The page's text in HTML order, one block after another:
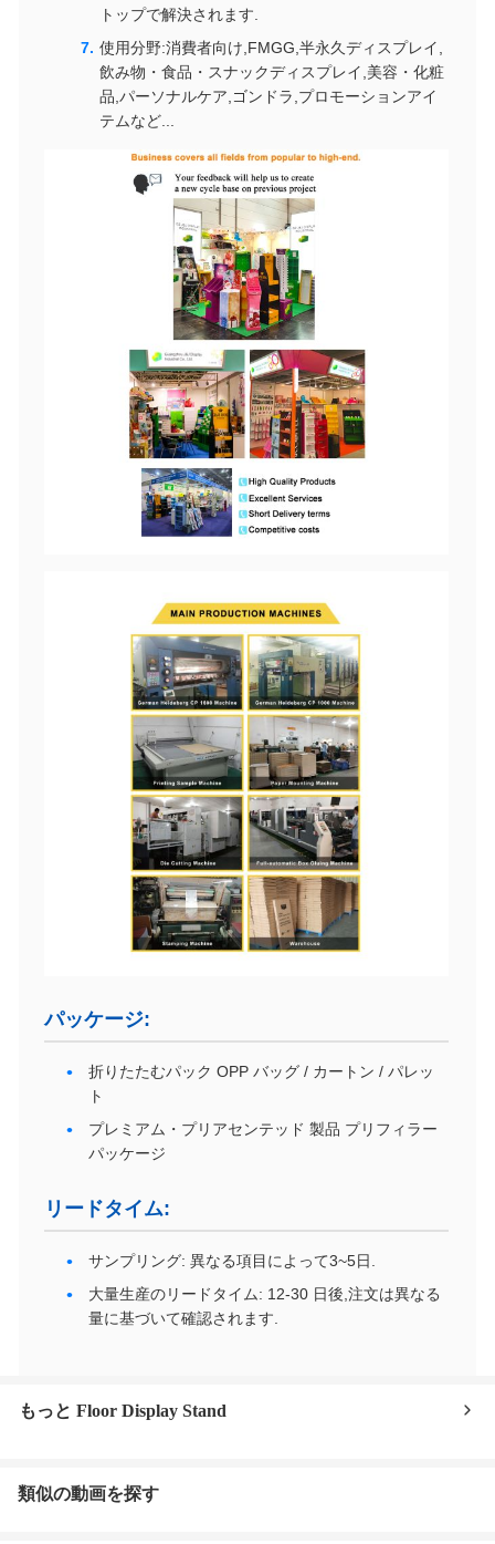
トップで解決されます.
使用分野:消費者向け,FMGG,半永久ディスプレイ,
飲み物・食品・スナックディスプレイ,美容・化粧
品,パーソナルケア,ゴンドラ,プロモーションアイ
テムなど...
パッケージ:
折りたたむパック OPP バッグ / カートン / パレッ
ト
プレミアム・プリアセンテッド 製品 プリフィラー
パッケージ
リードタイム:
サンプリング: 異なる項目によって3~5日.
大量生産のリードタイム: 12-30 日後,注文は異なる
量に基づいて確認されます.
もっと Floor Display Stand
類似の動画を探す